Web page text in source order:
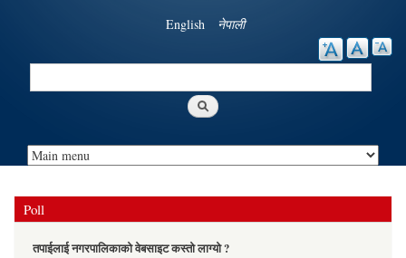
English नेपाली
Search
Poll
तपाईलाई नगरपालिकाको वेबसाइट कस्तो लाग्यो ?